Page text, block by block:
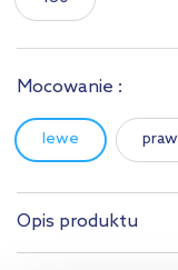
Mocowanie :
lewe
Opis produktu